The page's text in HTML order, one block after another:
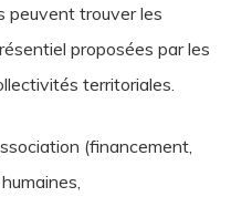
peuvent trouver les
proposées par les
territoriales.
(financement,